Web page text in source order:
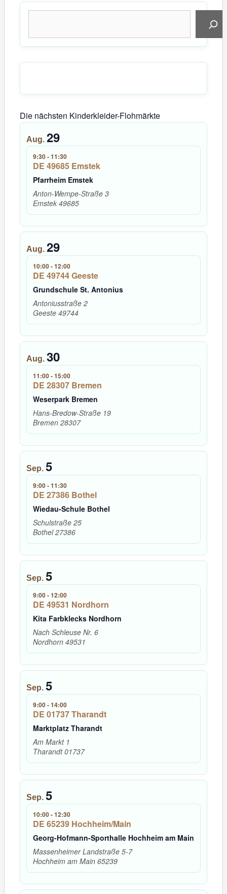
Die nächsten Kinderkleider-Flohmärkte
Aug. 29
9:30-11:30
DE 49685 Emstek
Pfarrheim Emstek
Anton-Wempe-Straße 3
Emstek 49685
Aug. 29
10:00-12:00
DE 49744 Geeste
Grundschule St. Antonius
Antoniusstraße 2
Geeste 49744
Aug. 30
11:00-15:00
DE 28307 Bremen
Weserpark Bremen
Hans-Bredow-Straße 19
Bremen 28307
Sep. 5
9:00-11:30
DE 27386 Bothel
Wiedau-Schule Bothel
Schulstraße 25
Bothel27386
Sep. 5
9:00-12:00
DE 49531 Nordhorn
Kita Farbklecks Nordhorn
Nach Schleuse Nr. 6
Nordhorn 49531
Sep. 5
9:00-14:00
DE 01737 Tharandt
Marktplatz Tharandt
Am Markt 1
Tharandt01737
Sep. 5
10:00-12:30
DE 65239 Hochheim/Main
Georg-Hofmann-Sporthalle Hochheim am Main
Massenheimer Landstraße 5-7
Hochheim am Main 65239